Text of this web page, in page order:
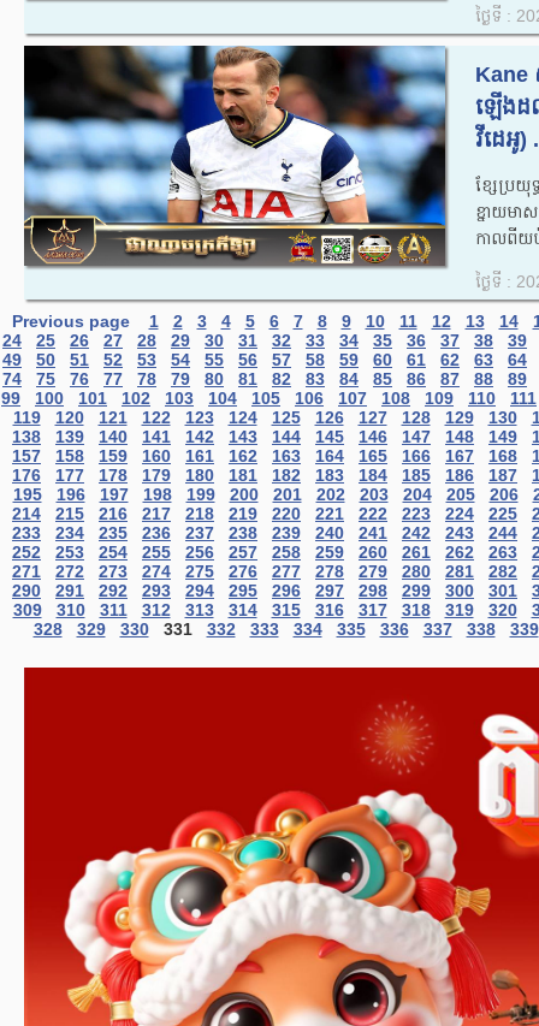
ថ្ងៃទី :
Kane
ឡើងដ
វីដេអូ)
ខ្សែប្រយុ
ខ្នាយម
កាលពីយ
ថ្ងៃទី :
Previous page 1 2 3 4 5 6 7 8 9 10 11 12 13 14
24
25 26 27 28 29 30 31 32 33 34 35 36 37 38
39
49
50 51 52 53 54 55 56 57 58 59 60 61 62 63
64
74
75 76 77 78 79 80 81 82 83 84 85 86 87 88
89
99
100 101 102 103 104 105 106 107 108 109 110
111
119
120 121 122 123 124 125 126 127 128 129 130
138
139 140 141 142 143 144 145 146 147 148 149
157
158 159 160 161 162 163 164 165 166 167 168
176
177 178 179 180 181 182 183 184 185 186 187
195
196 197 198 199 200 201 202 203 204 205 206
214
215 216 217 218 219 220 221 222 223 224 225
233
234 235 236 237 238 239 240 241 242 243 244
252
253 254 255 256 257 258 259 260 261 262 263
271
272 273 274 275 276 277 278 279 280 281 282
290
291 292 293 294 295 296 297 298 299 300 301
309
310 311 312 313 314 315 316 317 318 319 320
328
329 330 331 332 333 334 335 336 337 338 339